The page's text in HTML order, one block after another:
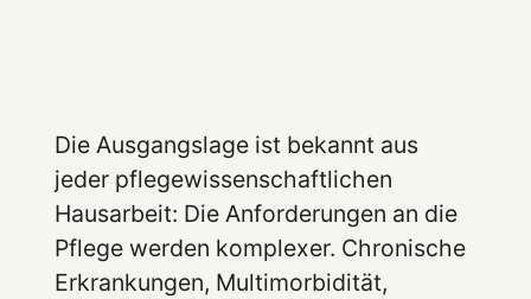
Die Ausgangslage ist bekannt aus
jeder pflegewissenschaftlichen
Hausarbeit: Die Anforderungen an die
Pflege werden komplexer. Chronische
Erkrankungen, Multimorbidität,